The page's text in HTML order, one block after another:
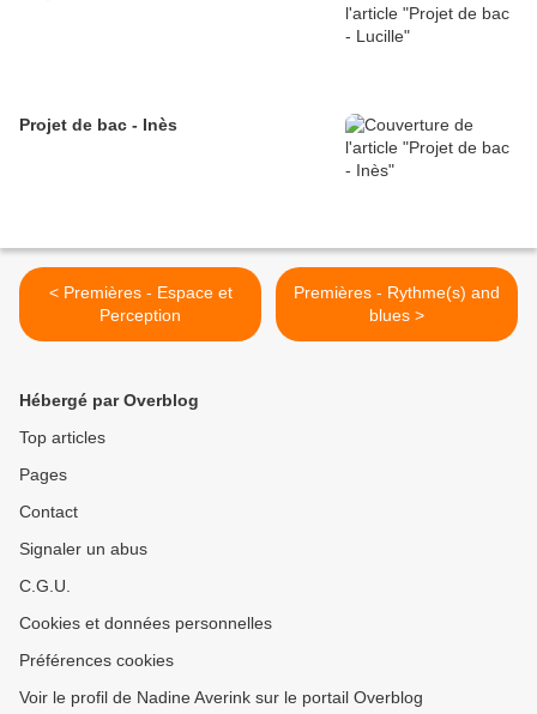
Projet de bac - Inès
< Premières - Espace et
Perception
Premières - Rythme(s) and
blues >
Hébergé par Overblog
Top articles
Pages
Contact
Signaler un abus
C.G.U.
Cookies et données personnelles
Préférences cookies
Voir le profil de Nadine Averink sur le portail Overblog